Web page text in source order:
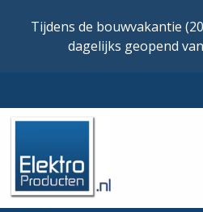
Tijdens de bouwvakantie
dagelijks geopend